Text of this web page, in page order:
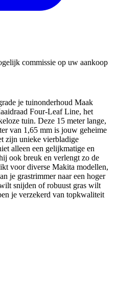
commissie op uw aankoop
je tuinonderhoud Maak
Four-Leaf Line, het
tuin. Deze 15 meter lange,
van 1,65 mm is jouw geheime
zijn unieke vierbladige
alleen een gelijkmatige en
ook breuk en verlengt zo de
voor diverse Makita modellen,
je grastrimmer naar een hoger
snijden of robuust gras wilt
je verzekerd van topkwaliteit